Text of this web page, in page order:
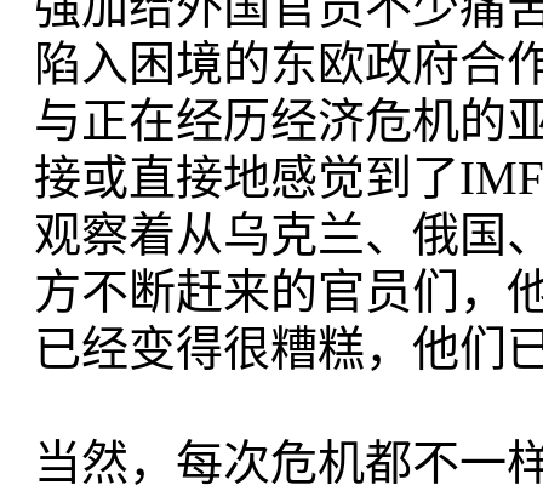
陷入困境的东欧政府合
与正在经历经济危机的
接或直接地感觉到了
观察着从乌克兰、俄国
方不断赶来的官员们，
已经变得很糟糕，他们
当然，每次危机都不一